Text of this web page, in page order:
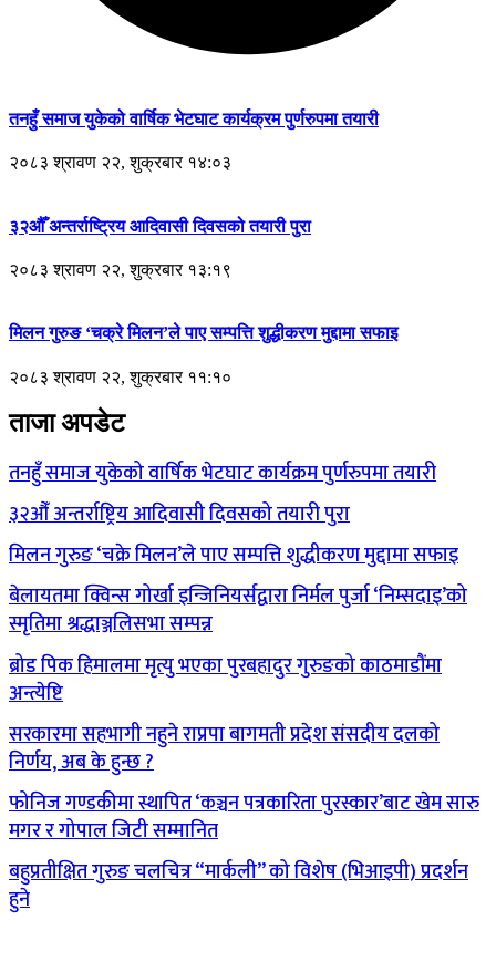
तनहुँ समाज युकेको वार्षिक भेटघाट कार्यक्रम पुर्णरुपमा तयारी
२०८३ श्रावण २२, शुक्रबार १४:०३
३२औँ अन्तर्राष्ट्रिय आदिवासी दिवसको तयारी पुरा
२०८३ श्रावण २२, शुक्रबार १३:१९
मिलन गुरुङ ‘चक्रे मिलन’ले पाए सम्पत्ति शुद्धीकरण मुद्दामा सफाइ
२०८३ श्रावण २२, शुक्रबार ११:१०
ताजा अपडेट
तनहुँ समाज युकेको वार्षिक भेटघाट कार्यक्रम पुर्णरुपमा तयारी
३२औँ अन्तर्राष्ट्रिय आदिवासी दिवसको तयारी पुरा
मिलन गुरुङ ‘चक्रे मिलन’ले पाए सम्पत्ति शुद्धीकरण मुद्दामा सफाइ
बेलायतमा क्विन्स गोर्खा इन्जिनियर्सद्वारा निर्मल पुर्जा ‘निम्सदाइ’को
स्मृतिमा श्रद्धाञ्जलिसभा सम्पन्न
ब्रोड पिक हिमालमा मृत्यु भएका पुरबहादुर गुरुङको काठमाडौंमा
अन्त्येष्टि
सरकारमा सहभागी नहुने राप्रपा बागमती प्रदेश संसदीय दलको
निर्णय, अब के हुन्छ ?
फोनिज गण्डकीमा स्थापित ‘कञ्चन पत्रकारिता पुरस्कार’बाट खेम सारु
मगर र गोपाल जिटी सम्मानित
बहुप्रतीक्षित गुरुङ चलचित्र “मार्कली” को विशेष (भिआइपी) प्रदर्शन
हुने